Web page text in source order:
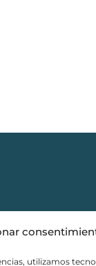
utilizamos